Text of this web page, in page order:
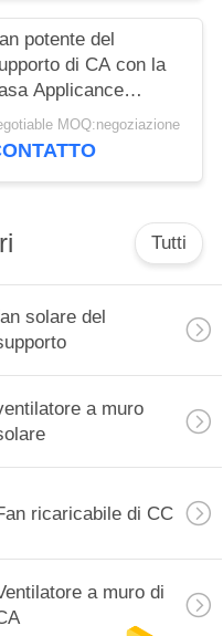
potente del
di CA con la
Applicance
del LED
5 di lama dei pp
MOQ:negoziazione
Tutti
solare del
a muro
ricaricabile di CC
a muro di